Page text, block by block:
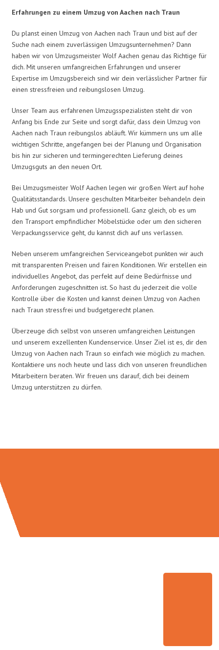
Erfahrungen zu einem Umzug von Aachen nach Traun
Du planst einen Umzug von Aachen nach Traun und bist auf der
Suche nach einem zuverlässigen Umzugsunternehmen? Dann
haben wir von Umzugsmeister Wolf Aachen genau das Richtige für
dich. Mit unseren umfangreichen Erfahrungen und unserer
Expertise im Umzugsbereich sind wir dein verlässlicher Partner für
einen stressfreien und reibungslosen Umzug.
Unser Team aus erfahrenen Umzugsspezialisten steht dir von
Anfang bis Ende zur Seite und sorgt dafür, dass dein Umzug von
Aachen nach Traun reibungslos abläuft. Wir kümmern uns um alle
wichtigen Schritte, angefangen bei der Planung und Organisation
bis hin zur sicheren und termingerechten Lieferung deines
Umzugsguts an den neuen Ort.
Bei Umzugsmeister Wolf Aachen legen wir großen Wert auf hohe
Qualitätsstandards. Unsere geschulten Mitarbeiter behandeln dein
Hab und Gut sorgsam und professionell. Ganz gleich, ob es um
den Transport empfindlicher Möbelstücke oder um den sicheren
Verpackungsservice geht, du kannst dich auf uns verlassen.
Neben unserem umfangreichen Serviceangebot punkten wir auch
mit transparenten Preisen und fairen Konditionen. Wir erstellen ein
individuelles Angebot, das perfekt auf deine Bedürfnisse und
Anforderungen zugeschnitten ist. So hast du jederzeit die volle
Kontrolle über die Kosten und kannst deinen Umzug von Aachen
nach Traun stressfrei und budgetgerecht planen.
Überzeuge dich selbst von unseren umfangreichen Leistungen
und unserem exzellenten Kundenservice. Unser Ziel ist es, dir den
Umzug von Aachen nach Traun so einfach wie möglich zu machen.
Kontaktiere uns noch heute und lass dich von unseren freundlichen
Mitarbeitern beraten. Wir freuen uns darauf, dich bei deinem
Umzug unterstützen zu dürfen.